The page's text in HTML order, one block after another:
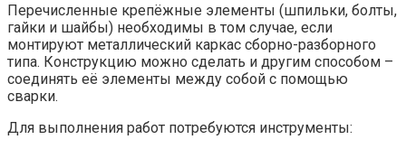
Перечисленные крепёжные элементы (шпильки, болты,
гайки и шайбы) необходимы в том случае, если
монтируют металлический каркас сборно-разборного
типа. Конструкцию можно сделать и другим способом –
соединять её элементы между собой с помощью
сварки.
Для выполнения работ потребуются инструменты: